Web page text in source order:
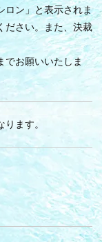
ロン」と表示されま
ださい。また、決裁
でお願いいたしま
ます。